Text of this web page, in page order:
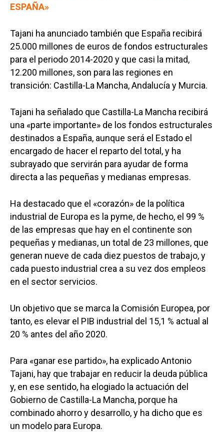
ESPAÑA»
Tajani ha anunciado también que España recibirá
25.000 millones de euros de fondos estructurales
para el periodo 2014-2020 y que casi la mitad,
12.200 millones, son para las regiones en
transición: Castilla-La Mancha, Andalucía y Murcia.
Tajani ha señalado que Castilla-La Mancha recibirá
una «parte importante» de los fondos estructurales
destinados a España, aunque será el Estado el
encargado de hacer el reparto del total, y ha
subrayado que servirán para ayudar de forma
directa a las pequeñas y medianas empresas.
Ha destacado que el «corazón» de la política
industrial de Europa es la pyme, de hecho, el 99 %
de las empresas que hay en el continente son
pequeñas y medianas, un total de 23 millones, que
generan nueve de cada diez puestos de trabajo, y
cada puesto industrial crea a su vez dos empleos
en el sector servicios.
Un objetivo que se marca la Comisión Europea, por
tanto, es elevar el PIB industrial del 15,1 % actual al
20 % antes del año 2020.
Para «ganar ese partido», ha explicado Antonio
Tajani, hay que trabajar en reducir la deuda pública
y, en ese sentido, ha elogiado la actuación del
Gobierno de Castilla-La Mancha, porque ha
combinado ahorro y desarrollo, y ha dicho que es
un modelo para Europa.